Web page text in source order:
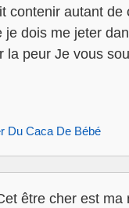
contenir autant de
je dois me jeter
la peur Je vous
Du Caca De Bébé
être cher est ma